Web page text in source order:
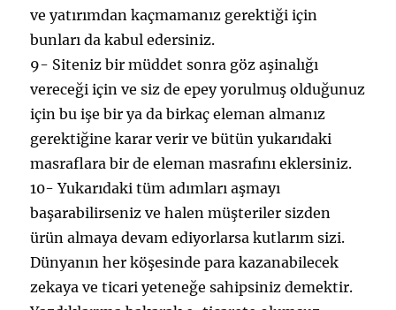
ve yatırımdan kaçmamanız gerektiği için
bunları da kabul edersiniz.
9- Siteniz bir müddet sonra göz aşinalığı
vereceği için ve siz de epey yorulmuş olduğunuz
için bu işe bir ya da birkaç eleman almanız
gerektiğine karar verir ve bütün yukarıdaki
masraflara bir de eleman masrafını eklersiniz.
10- Yukarıdaki tüm adımları aşmayı
başarabilirseniz ve halen müşteriler sizden
ürün almaya devam ediyorlarsa kutlarım sizi.
Dünyanın her köşesinde para kazanabilecek
zekaya ve ticari yeteneğe sahipsiniz demektir.